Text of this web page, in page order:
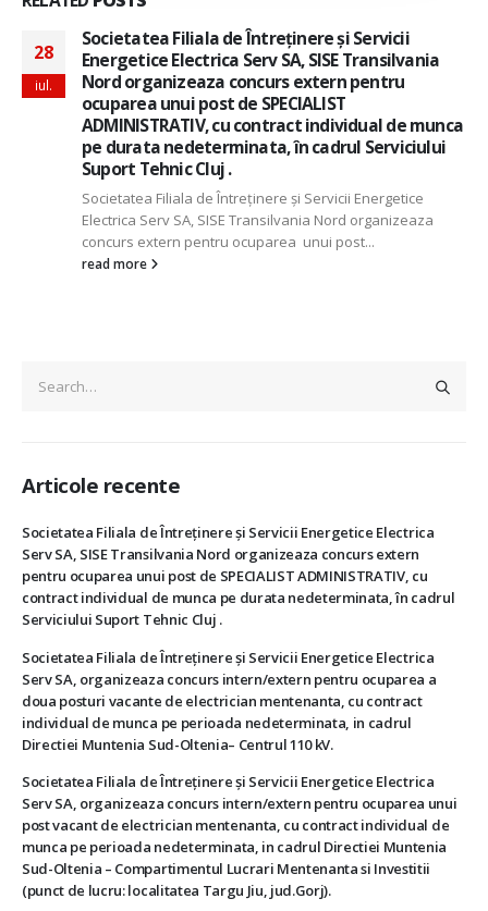
28
iul.
Societatea Filiala de Întreţinere şi Servicii
Energetice Electrica Serv SA, SISE Transilvania
Nord organizeaza concurs extern pentru
ocuparea unui post de SPECIALIST
ADMINISTRATIV, cu contract individual de munca
pe durata nedeterminata, în cadrul Serviciului
Suport Tehnic Cluj .
Societatea Filiala de Întreţinere şi Servicii Energetice
Electrica Serv SA, SISE Transilvania Nord organizeaza
concurs extern pentru ocuparea unui post...
read more
Articole recente
Societatea Filiala de Întreţinere şi Servicii Energetice Electrica
Serv SA, SISE Transilvania Nord organizeaza concurs extern
pentru ocuparea unui post de SPECIALIST ADMINISTRATIV, cu
contract individual de munca pe durata nedeterminata, în cadrul
Serviciului Suport Tehnic Cluj .
Societatea Filiala de Întreţinere şi Servicii Energetice Electrica
Serv SA, organizeaza concurs intern/extern pentru ocuparea a
doua posturi vacante de electrician mentenanta, cu contract
individual de munca pe perioada nedeterminata, in cadrul
Directiei Muntenia Sud-Oltenia– Centrul 110 kV.
Societatea Filiala de Întreţinere şi Servicii Energetice Electrica
Serv SA, organizeaza concurs intern/extern pentru ocuparea unui
post vacant de electrician mentenanta, cu contract individual de
munca pe perioada nedeterminata, in cadrul Directiei Muntenia
Sud-Oltenia – Compartimentul Lucrari Mentenanta si Investitii
(punct de lucru: localitatea Targu Jiu, jud.Gorj).